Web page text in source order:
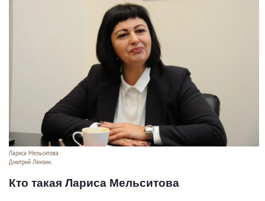
Лариса Мельситова.
Дмитрий Лямзин.
Кто такая Лариса Мельситова